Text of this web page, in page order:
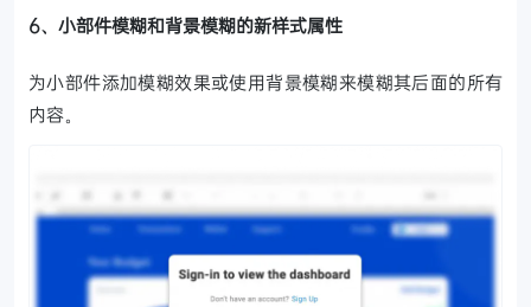
6、小部件模糊和背景模糊的新样式属性
为小部件添加模糊效果或使用背景模糊来模糊其后面的所有
内容。